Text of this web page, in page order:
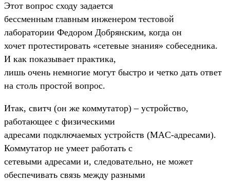
Этот вопрос сходу задается
бессменным главным инженером тестовой
лаборатории Федором Добрянским, когда он
хочет протестировать «сетевые знания» собеседника.
И как показывает практика,
лишь очень немногие могут быстро и четко дать ответ
на столь простой вопрос.
Итак, свитч (он же коммутатор) – устройство,
работающее с физическими
адресами подключаемых устройств (MAC-адресами).
Коммутатор не умеет работать с
сетевыми адресами и, следовательно, не может
обеспечивать связь между разными